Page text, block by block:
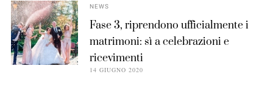
NEWS
Fase 3, riprendono ufficialmente i
matrimoni: sì a celebrazioni e
ricevimenti
14 GIUGNO 2020